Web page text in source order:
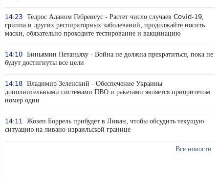
14:23 Тедрос Аданом Гебреисус - Растет число случаев Covid-19,
гриппа и других респираторных заболеваний, продолжайте носить
маски, обязательно проходите тестирование и вакцинацию
14:10 Биньямин Нетаньяху - Война не должна прекратиться, пока не
будут достигнуты все цели
14:18 Владимир Зеленский - Обеспечение Украины
дополнительными системами ПВО и ракетами является приоритетом
номер один
14:11
Жозеп Боррель прибудет в Ливан, чтобы обсудить текущую
ситуацию на ливано-израильской границе
Все новости